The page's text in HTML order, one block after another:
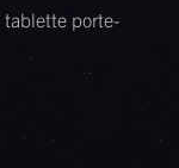
tablette porte-